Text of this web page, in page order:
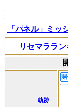
「パネル」ミッ
リセマララ
軌跡